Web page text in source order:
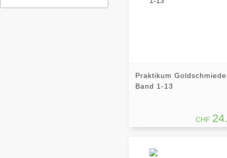
Praktikum
Band 1-13
CHF